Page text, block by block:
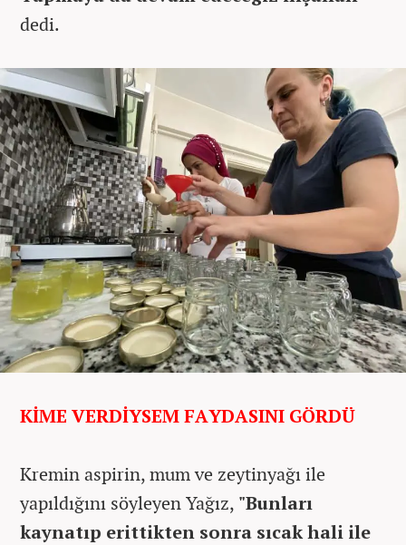
dedi.
KİME VERDİYSEM FAYDASINI GÖRDÜ
Kremin aspirin, mum ve zeytinyağı ile
yapıldığını söyleyen Yağız, "Bunları
kaynatıp erittikten sonra sıcak hali ile